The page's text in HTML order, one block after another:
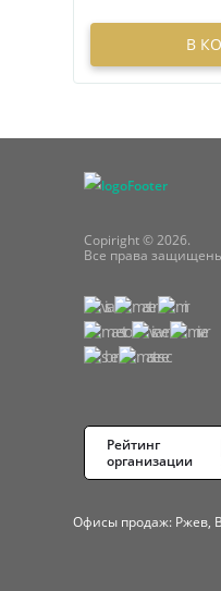
В
Copiright © 2026.
Все права
Рейтинг
организации
Офисы продаж: Ржев,